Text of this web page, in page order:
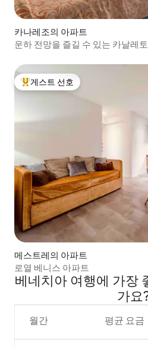
카나레조의 아파트
운하 전망을 즐길 수 있는 카날레
상위 게스트 선호
게스트 선호
메스트레의 아파트
로열 베니스 아파트
베네치아 여행에 가장
가요
월간 평균 요금